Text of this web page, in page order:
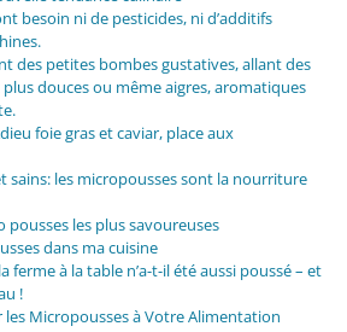
besoin ni de pesticides, ni d’additifs
des petites bombes gustatives, allant des
douces ou même aigres, aromatiques
foie gras et caviar, place aux
sains: les micropousses sont la nourriture
pousses les plus savoureuses
dans ma cuisine
ferme à la table n’a-t-il été aussi poussé – et
!
Micropousses à Votre Alimentation